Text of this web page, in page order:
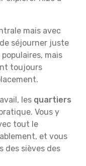
mais avec
séjourner juste
mais
toujours
les quartiers
Vous y
tout le
et vous
des sièves des